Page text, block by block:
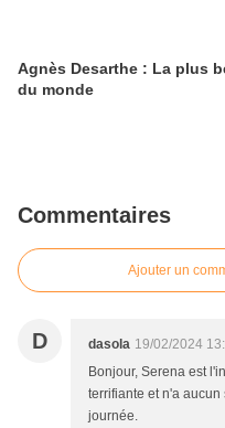
Agnès Desarthe : La plus
du monde
Commentaires
Ajouter un
D dasola 19/02/2024
Bonjour, Serena est
terrifiante et n'a
journée.